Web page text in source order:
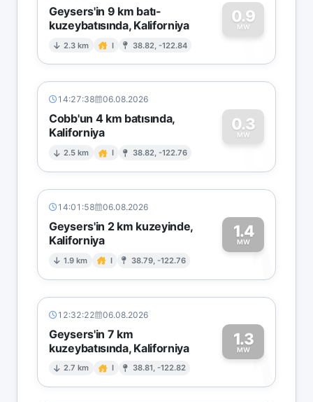
Geysers'in 9 km batı-
kuzeybatısında, Kaliforniya
2.3 km I 38.82, -122.84
0.9
MW
0
14:27:38 06.08.2026
Cobb'un 4 km batısında,
Kaliforniya
2.5 km I 38.82, -122.76
0.3
MW
0
14:01:58 06.08.2026
Geysers'in 2 km kuzeyinde,
Kaliforniya
1.9 km I 38.79, -122.76
1.4
MW1
12:32:22 06.08.2026
Geysers'in 7 km
kuzeybatısında, Kaliforniya
2.7 km I 38.81, -122.82
1.3
MW1